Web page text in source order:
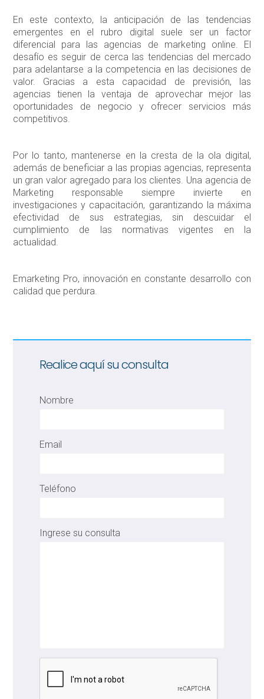
En este contexto, la anticipación de las tendencias
emergentes en el rubro digital suele ser un factor
diferencial para las agencias de marketing online. El
desafío es seguir de cerca las tendencias del mercado
para adelantarse a la competencia en las decisiones de
valor. Gracias a esta capacidad de previsión, las
agencias tienen la ventaja de aprovechar mejor las
oportunidades de negocio y ofrecer servicios más
competitivos.
Por lo tanto, mantenerse en la cresta de la ola digital,
además de beneficiar a las propias agencias, representa
un gran valor agregado para los clientes. Una agencia de
Marketing responsable siempre invierte en
investigaciones y capacitación, garantizando la máxima
efectividad de sus estrategias, sin descuidar el
cumplimiento de las normativas vigentes en la
actualidad.
Emarketing Pro, innovación en constante desarrollo con
calidad que perdura.
Realice aquí su consulta
Nombre
Email
Teléfono
Ingrese su consulta